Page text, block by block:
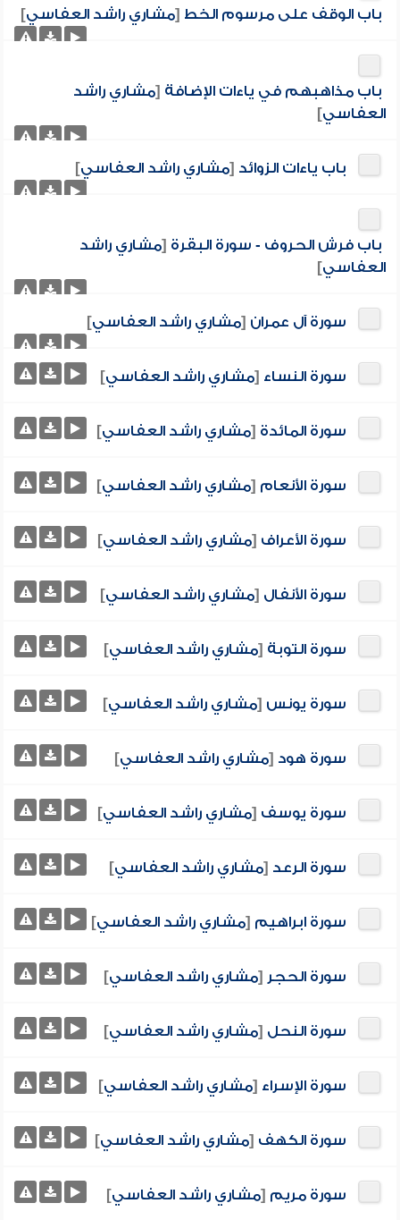
باب الوقف على مرسوم الخط [مشاري راشد العفاسي]
باب مذاهبهم في ياءات الإضافة [مشاري راشد
العفاسي]
باب ياءات الزوائد [مشاري راشد العفاسي]
باب فرش الحروف - سورة البقرة [مشاري راشد
العفاسي]
سورة آل عمران [مشاري راشد العفاسي]
سورة النساء [مشاري راشد العفاسي]
سورة المائدة [مشاري راشد العفاسي]
سورة الأنعام [مشاري راشد العفاسي]
سورة الأعراف [مشاري راشد العفاسي]
سورة الأنفال [مشاري راشد العفاسي]
سورة التوبة [مشاري راشد العفاسي]
سورة يونس [مشاري راشد العفاسي]
سورة هود [مشاري راشد العفاسي]
سورة يوسف [مشاري راشد العفاسي]
سورة الرعد [مشاري راشد العفاسي]
سورة ابراهيم [مشاري راشد العفاسي]
سورة الحجر [مشاري راشد العفاسي]
سورة النحل [مشاري راشد العفاسي]
سورة الإسراء [مشاري راشد العفاسي]
سورة الكهف [مشاري راشد العفاسي]
سورة مريم [مشاري راشد العفاسي]